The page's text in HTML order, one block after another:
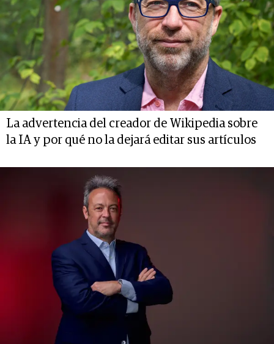
La advertencia del creador de Wikipedia sobre
la IA y por qué no la dejará editar sus artículos